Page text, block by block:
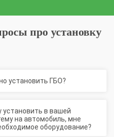
на автомобиль, мне
оборудование?